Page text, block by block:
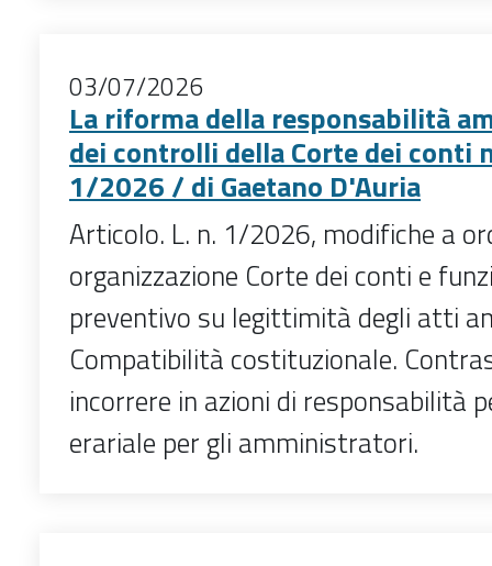
03/07/2026
La riforma della responsabilità
dei controlli della Corte dei conti
1/2026 / di Gaetano D'Auria
Articolo. L. n. 1/2026, modifiche a
organizzazione Corte dei conti e
preventivo su legittimità degli atti
Compatibilità costituzionale.
incorrere in azioni di responsabilità
erariale per gli amministratori.